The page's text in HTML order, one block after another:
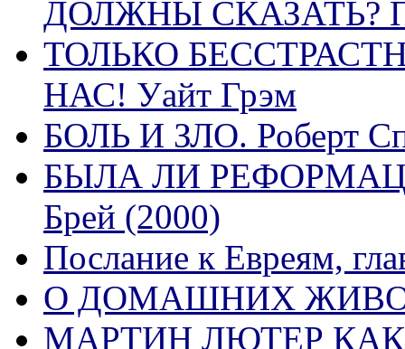
ДОЛЖНЫ СКАЗАТЬ?
ТОЛЬКО
НАС! Уайт Грэм
БОЛЬ И ЗЛО. Роберт
БЫЛА ЛИ
Брей (2000)
Послание к Евреям,
О ДОМАШНИХ
МАРТИН ЛЮТЕР